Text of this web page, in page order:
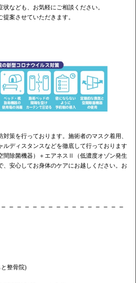
なども、お気軽にご相談ください。
案させていただきます。
策を行っております。施術者のマスク着用、
ルディスタンスなどを徹底して行っております
間除菌機器）＋エアネスⅡ（低濃度オゾン発生
、安心してお身体のケアにお越しください。お
－－－－－－－－－－－－－－－
整骨院)